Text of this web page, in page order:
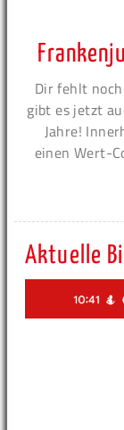
Dir fehlt
gibt es jetzt
Jahre!
einen Wert-
Aktuelle